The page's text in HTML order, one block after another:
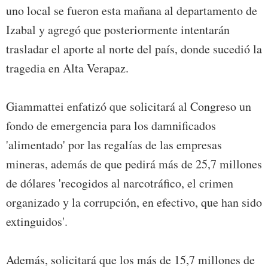
uno local se fueron esta mañana al departamento de
Izabal y agregó que posteriormente intentarán
trasladar el aporte al norte del país, donde sucedió la
tragedia en Alta Verapaz.
Giammattei enfatizó que solicitará al Congreso un
fondo de emergencia para los damnificados
'alimentado' por las regalías de las empresas
mineras, además de que pedirá más de 25,7 millones
de dólares 'recogidos al narcotráfico, el crimen
organizado y la corrupción, en efectivo, que han sido
extinguidos'.
Además, solicitará que los más de 15,7 millones de